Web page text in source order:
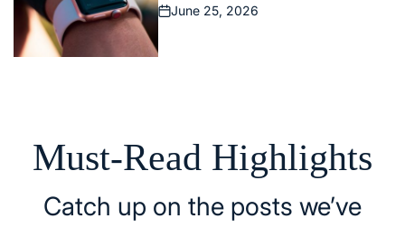
Posted
June 25, 2026
Must-Read Highlights
Catch up on the posts we’ve